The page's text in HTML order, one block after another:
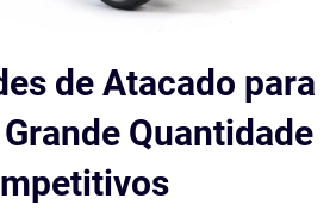
de Atacado para
Quantidade